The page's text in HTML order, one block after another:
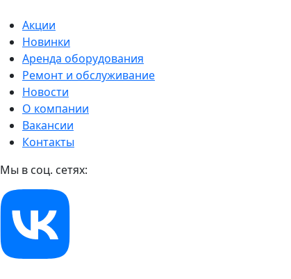
Акции
Новинки
Аренда оборудования
Ремонт и обслуживание
Новости
О компании
Вакансии
Контакты
Мы в соц. сетях: